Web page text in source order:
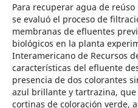
Para recuperar agua de
se evaluó el proceso de
membranas de efluentes
biológicos en la planta
Interamericano de Recursos
características del efluente
presencia de dos colorantes
azul brillante y tartrazina, que
cortinas de coloración verde,